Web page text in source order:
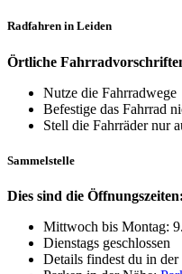
Radfahren in Leiden
Örtliche
Nutze die Fahrradwege
Befestige das Fahrrad
Stell die Fahrräder nur
Sammelstelle
Dies sind die Öffnungszeiten:
Mittwoch bis Montag:
Dienstags geschlossen
Details findest du in